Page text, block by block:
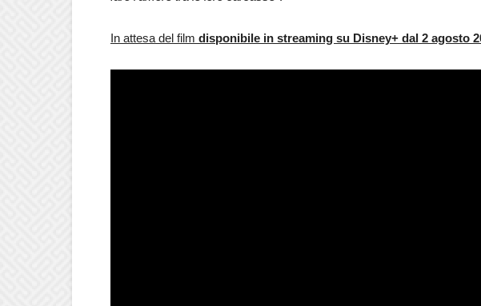
In attesa del film disponibile in streaming su Disney+ dal 2 agosto